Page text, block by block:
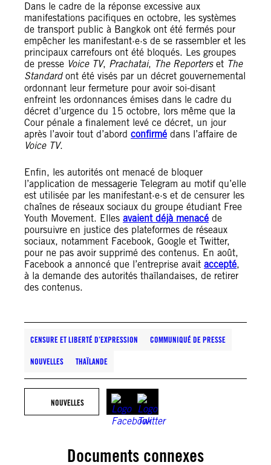
Dans le cadre de la réponse excessive aux
manifestations pacifiques en octobre, les systèmes
de transport public à Bangkok ont été fermés pour
empêcher les manifestant·e·s de se rassembler et les
principaux carrefours ont été bloqués. Les groupes
de presse Voice TV, Prachatai, The Reporterset The
Standardont été visés par un décret gouvernemental
ordonnant leur fermeture pour avoir soi-disant
enfreint les ordonnances émises dans le cadre du
décret d’urgence du 15 octobre, lors même que la
Cour pénale a finalement levé ce décret, un jour
après l’avoir tout d’abord confirmé dans l’affaire de
Voice TV.
Enfin, les autorités ont menacé de bloquer
l’application de messagerie Telegram au motif qu’elle
est utilisée par les manifestant·e·s et de censurer les
chaînes de réseaux sociaux du groupe étudiant Free
Youth Movement. Elles avaient déjà menacé de
poursuivre en justice des plateformes de réseaux
sociaux, notamment Facebook, Google et Twitter,
pour ne pas avoir supprimé des contenus. En août,
Facebook a annoncé que l’entreprise avait accepté,
à la demande des autorités thaïlandaises, de retirer
des contenus.
CENSURE ET LIBERTÉ D’EXPRESSION COMMUNIQUÉ DE PRESSE
NOUVELLES THAÏLANDE
NOUVELLES
Documents connexes